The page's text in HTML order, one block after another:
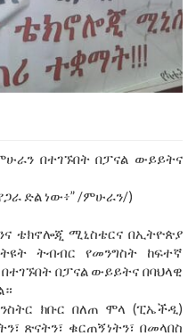
በተገኙበት በፓናል ውይይትና
ድል ነው፥” /ምሁራን/)
ቴክኖሎጂ ሚኒስቴርና በኢትዮጵያ
ትብብር የመንግስት ከፍተኛ
በፓናል ውይይትና በባህላዊ
ክቡር በለጠ ሞላ (ፒኤችዲ)
ጽናትን፣ ቁርጠኝነትን፣ በመላበስ